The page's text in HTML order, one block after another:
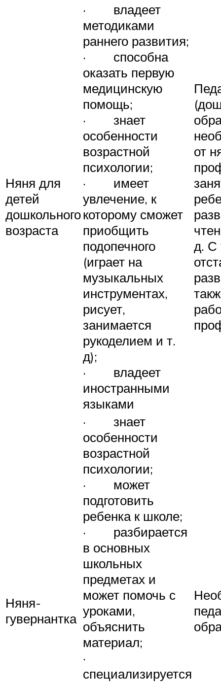
Няня для
детей
дошкольного
возраста
· владеет
методиками
раннего развития;
· способна
оказать первую
медицинскую
помощь;
· знает
особенности
возрастной
психологии;
· имеет
увлечение, к
которому сможет
приобщить
подопечного
(играет на
музыкальных
инструментах,
рисует,
занимается
рукоделием и т.
д);
· владеет
иностранными
языками
от
д. С
Няня-
гувернантка
· знает
особенности
возрастной
психологии;
· может
подготовить
ребенка к школе;
· разбирается
в основных
школьных
предметах и
может помочь с
уроками,
объяснить
материал;
·
специализируется